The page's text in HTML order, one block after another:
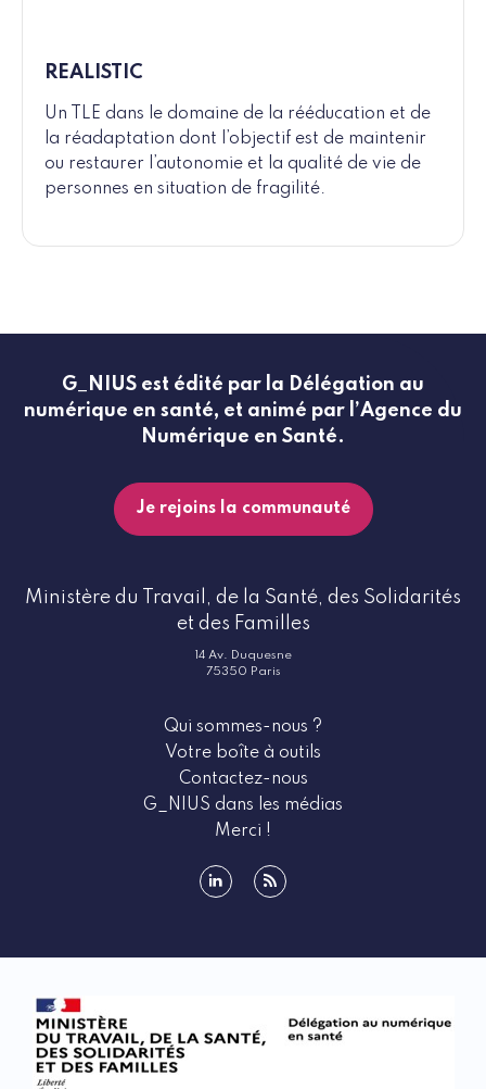
REALISTIC
Un TLE dans le domaine de la rééducation et de
la réadaptation dont l’objectif est de maintenir
ou restaurer l’autonomie et la qualité de vie de
personnes en situation de fragilité.
G_NIUS est édité par la Délégation au
numérique en santé, et animé par l’Agence du
Numérique en Santé.
Je rejoins la communauté
Ministère du Travail, de la Santé, des Solidarités
et des Familles
14 Av. Duquesne
75350 Paris
Qui sommes-nous ?
Votre boîte à outils
Contactez-nous
G_NIUS dans les médias
Merci !